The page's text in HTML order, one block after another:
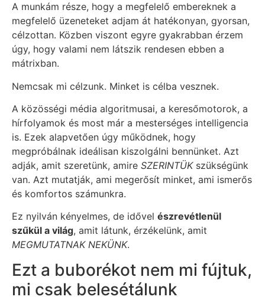
A munkám része, hogy a megfelelő embereknek a
megfelelő üzeneteket adjam át hatékonyan, gyorsan,
célzottan. Közben viszont egyre gyakrabban érzem
úgy, hogy valami nem látszik rendesen ebben a
mátrixban.
Nemcsak mi célzunk. Minket is célba vesznek.
A közösségi média algoritmusai, a keresőmotorok, a
hírfolyamok és most már a mesterséges intelligencia
is. Ezek alapvetően úgy működnek, hogy
megpróbálnak ideálisan kiszolgálni bennünket. Azt
adják, amit szeretünk, amire SZERINTÜKszükségünk
van. Azt mutatják, ami megerősít minket, ami ismerős
és komfortos számunkra.
Ez nyilván kényelmes, de idővel észrevétlenül
szűkül a világ, amit látunk, érzékelünk, amit
MEGMUTATNAK NEKÜNK.
Ezt a buborékot nem mi fújtuk,
mi csak belesétálunk